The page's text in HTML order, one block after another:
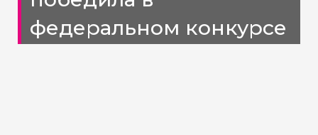
федеральном конкурсе